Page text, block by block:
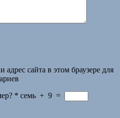
сайта в этом браузере для
* семь + 9 =